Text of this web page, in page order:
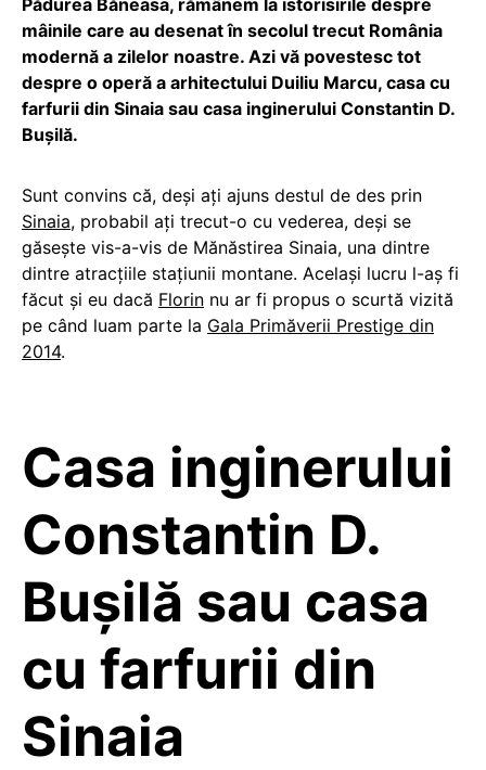
mâinile care au desenat în secolul trecut România
modernă a zilelor noastre. Azi vă povestesc tot
despre o operă a arhitectului Duiliu Marcu, casa cu
farfurii din Sinaia sau casa inginerului Constantin D.
Bușilă.
Sunt convins că, deși ați ajuns destul de des prin
Sinaia, probabil ați trecut-o cu vederea, deși se
găsește vis-a-vis de Mănăstirea Sinaia, una dintre
dintre atracțiile stațiunii montane. Același lucru l-aș fi
făcut și eu dacă Florin nu ar fi propus o scurtă vizită
pe când luam parte la Gala Primăverii Prestige din
2014.
Casa inginerului
Constantin D.
Bușilă sau casa
cu farfurii din
Sinaia